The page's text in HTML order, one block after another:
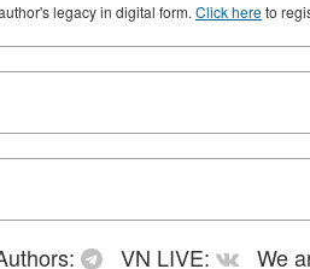
legacy in digital form. Click hereto
VN LIVE:
We